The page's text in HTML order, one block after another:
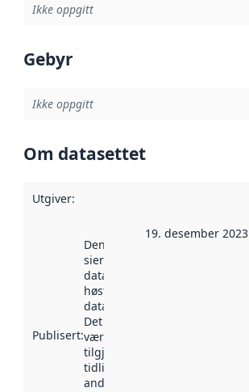
Ikke oppgitt
Gebyr
Ikke oppgitt
Om datasettet
Utgiver:
Publisert:
Denne datoen
sier når
datasettet ble
høstet av
data.norge.no.
Det kan ha
vært
tilgjengelig
tidligere
andre steder.
19. desember 2023